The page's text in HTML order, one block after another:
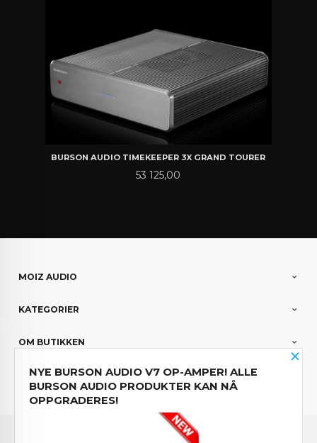
BURSON AUDIO TIMEKEEPER 3X GRAND TOURER
Pris
53 125,00
MOIZ AUDIO
KATEGORIER
OM BUTIKKEN
PARTNERE
Norwegian
×
NYE BURSON AUDIO V7 OP-AMPER! ALLE
BURSON AUDIO PRODUKTER KAN NÅ
OPPGRADERES!